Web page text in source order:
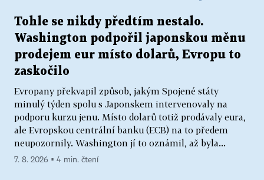
Tohle se nikdy předtím nestalo.
Washington podpořil japonskou měnu
prodejem eur místo dolarů, Evropu to
zaskočilo
Evropany překvapil způsob, jakým Spojené státy
minulý týden spolu s Japonskem intervenovaly na
podporu kurzu jenu. Místo dolarů totiž prodávaly eura,
ale Evropskou centrální banku (ECB) na to předem
neupozornily. Washington jí to oznámil, až byla...
7. 8. 2026 ▪ 4 min. čtení